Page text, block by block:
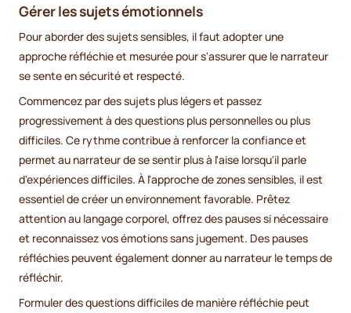
Gérer les sujets émotionnels
Pour aborder des sujets sensibles, il faut adopter une
approche réfléchie et mesurée pour s'assurer que le narrateur
se sente en sécurité et respecté.
Commencez par des sujets plus légers et passez
progressivement à des questions plus personnelles ou plus
difficiles. Ce rythme contribue à renforcer la confiance et
permet au narrateur de se sentir plus à l'aise lorsqu'il parle
d'expériences difficiles. À l'approche de zones sensibles, il est
essentiel de créer un environnement favorable. Prêtez
attention au langage corporel, offrez des pauses si nécessaire
et reconnaissez vos émotions sans jugement. Des pauses
réfléchies peuvent également donner au narrateur le temps de
réfléchir.
Formuler des questions difficiles de manière réfléchie peut